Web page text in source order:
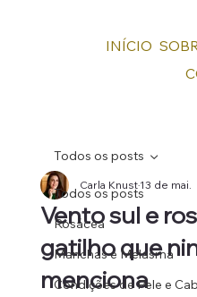
INÍCIO
Todos os posts
Rosácea
Manchas e Melasma
Condições de Pele e
Todos os posts
Vento sul e
gatilho que
menciona
Carla Knust13 de mai.